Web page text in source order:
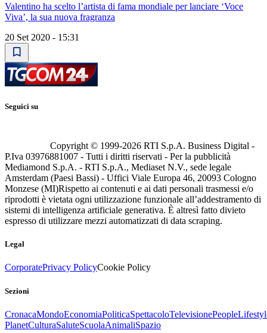
Valentino ha scelto l’artista di fama mondiale per lanciare ‘Voce
Viva’, la sua nuova fragranza
20 Set 2020 - 15:31
Seguici su
Copyright © 1999-2026 RTI S.p.A. Business Digital -
P.Iva 03976881007 - Tutti i diritti riservati - Per la pubblicità
Mediamond S.p.A. - RTI S.p.A., Mediaset N.V., sede legale
Amsterdam (Paesi Bassi) - Uffici Viale Europa 46, 20093 Cologno
Monzese (MI)Rispetto ai contenuti e ai dati personali trasmessi e/o
riprodotti è vietata ogni utilizzazione funzionale all’addestramento di
sistemi di intelligenza artificiale generativa. È altresì fatto divieto
espresso di utilizzare mezzi automatizzati di data scraping.
Legal
CorporatePrivacy PolicyCookie Policy
Sezioni
CronacaMondoEconomiaPoliticaSpettacoloTelevisionePeople
PlanetCulturaSaluteScuolaAnimaliSpazio